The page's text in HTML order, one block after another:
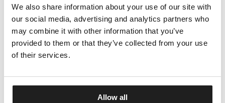
We also share information about your use of our site with
our social media, advertising and analytics partners who
may combine it with other information that you’ve
provided to them or that they’ve collected from your use
of their services.
Allow all